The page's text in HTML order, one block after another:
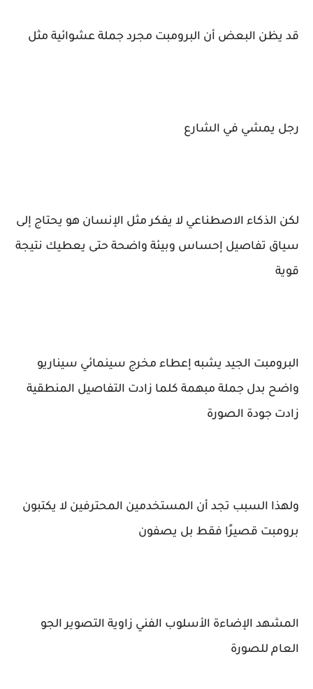
قد يظن البعض أن البرومبت مجرد جملة عشوائية مثل
رجل يمشي في الشارع
لكن الذكاء الاصطناعي لا يفكر مثل الإنسان هو يحتاج إلى
سياق تفاصيل إحساس وبيئة واضحة حتى يعطيك نتيجة
قوية
البرومبت الجيد يشبه إعطاء مخرج سينمائي سيناريو
واضح بدل جملة مبهمة كلما زادت التفاصيل المنطقية
زادت جودة الصورة
ولهذا السبب تجد أن المستخدمين المحترفين لا يكتبون
برومبت قصيرًا فقط بل يصفون
المشهد الإضاءة الأسلوب الفني زاوية التصوير الجو
العام للصورة